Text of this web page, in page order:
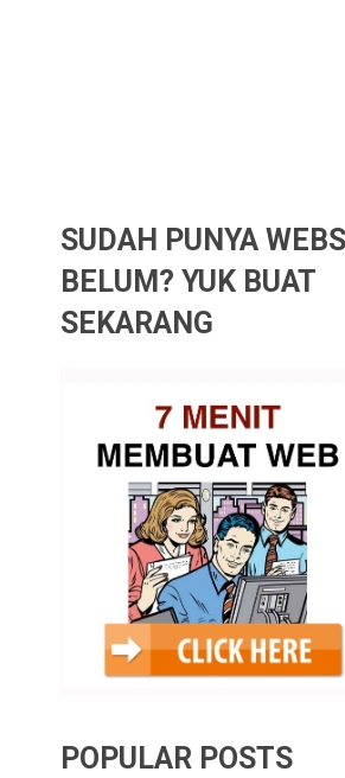
SUDAH PUNYA
BELUM? YUK BUAT
SEKARANG
POPULAR POSTS